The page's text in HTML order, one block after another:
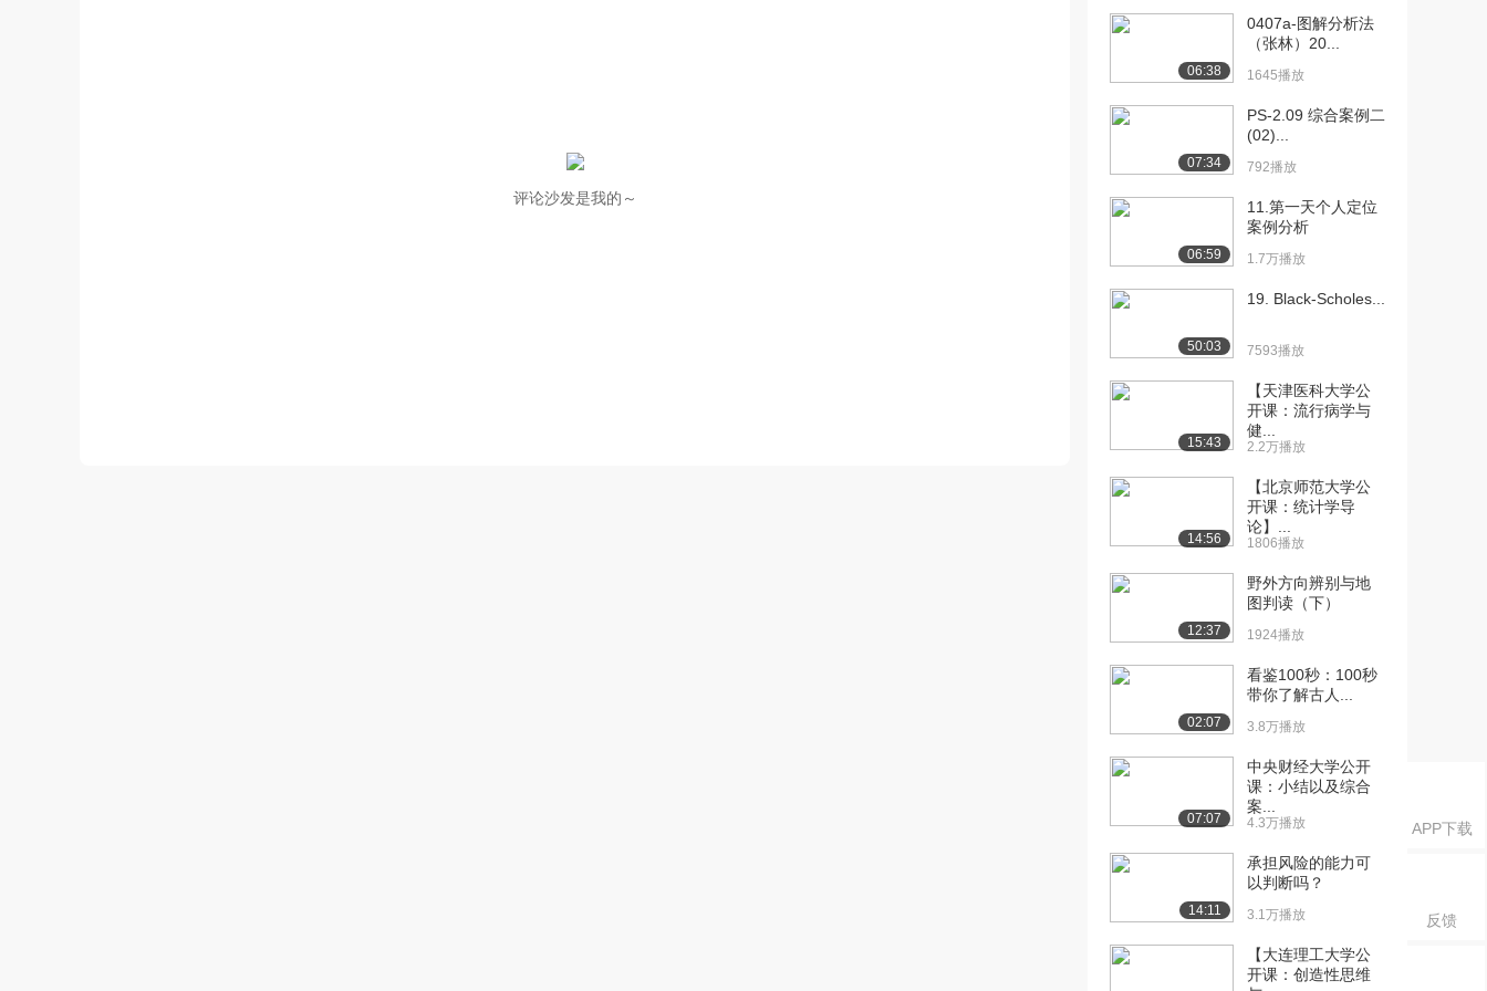
APP下载
反馈
评论沙发是我的～
[10] 10【高频考点·每日一
记】范围管理...
1131播放
02:20
[11] 11【高频考点·每日一
03:27
[12] 12【高频考点·每日一
02:41
[13] 13【高频考点·每日一
03:30
[14] 14【高频考点·每日一
03:19
[15] 15【高频考点·每日一
03:00
记】人力资源...
记】整体管理...
记】范围管理...
[19] 19【高频考点·每日一
记】合同管理...
[20] 20【高频考点·每日一
记】配置管理...
1371播放
06:38
0407a-图解分析法
（张林）20...
1645播放
07:34
PS-2.09 综合案例二
(02)...
792播放
06:59
11.第一天个人定位
案例分析
1.7万播放
50:03
19. Black-Scholes...
7593播放
15:43
【天津医科大学公
开课：流行病学与
健...
2.2万播放
14:56
【北京师范大学公
开课：统计学导
论】...
1806播放
12:37
野外方向辨别与地
图判读（下）
1924播放
02:07
看鉴100秒：100秒
带你了解古人...
3.8万播放
07:07
中央财经大学公开
课：小结以及综合
案...
4.3万播放
14:11
承担风险的能力可
以判断吗？
3.1万播放
【大连理工大学公
开课：创造性思维